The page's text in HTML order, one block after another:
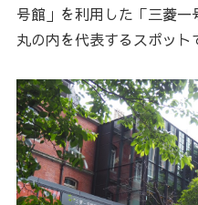
号館」を利用した「三菱一
丸の内を代表するスポット